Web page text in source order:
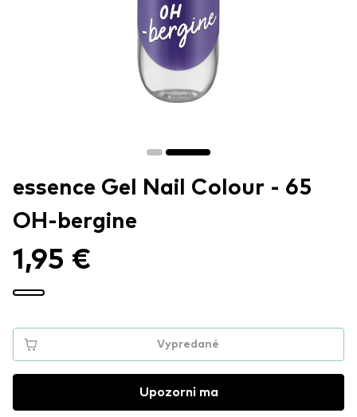
essence Gel Nail Colour - 65
OH-bergine
1,95 €
Vypredané
Upozorni ma